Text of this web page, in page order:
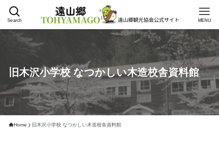
Search MENU
旧木沢小学校 なつかしい木造校舎資料館
Home 旧木沢小学校 なつかしい木造校舎資料館